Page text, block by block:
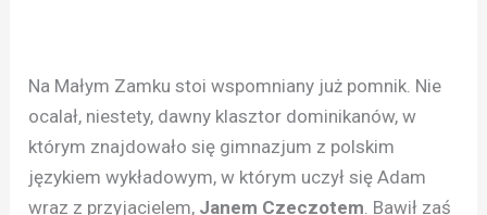
Na Małym Zamku stoi wspomniany już pomnik. Nie
ocalał, niestety, dawny klasztor dominikanów, w
którym znajdowało się gimnazjum z polskim
językiem wykładowym, w którym uczył się Adam
wraz z przyjacielem, Janem Czeczotem . Bawił zaś